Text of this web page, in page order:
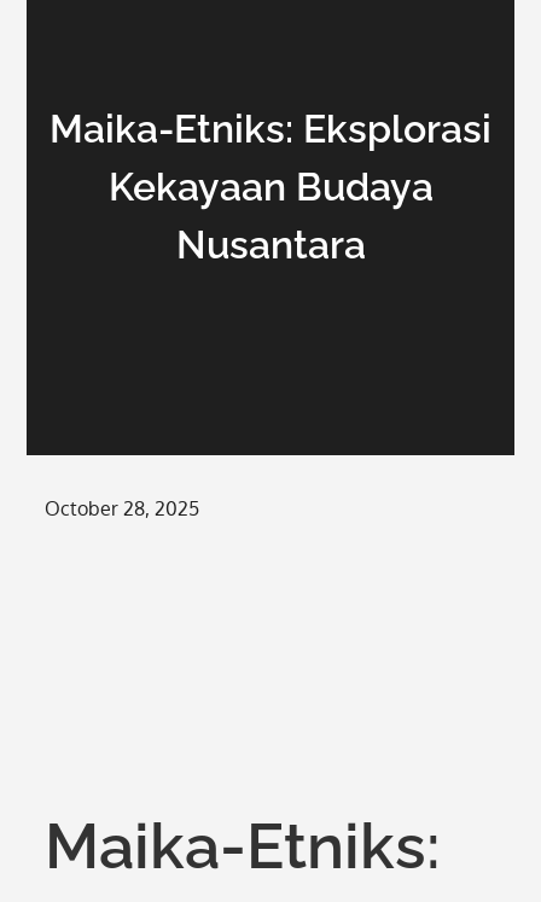
Maika-Etniks: Eksplorasi
Kekayaan Budaya
Nusantara
Posted
October 28, 2025
Maika-Etniks: